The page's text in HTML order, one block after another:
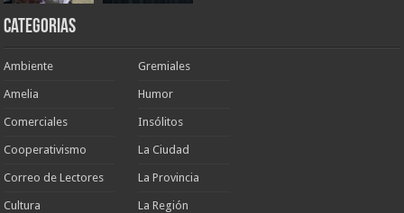
Categorias
Ambiente
Amelia
Comerciales
Cooperativismo
Correo de Lectores
Cultura
Gremiales
Humor
Insólitos
La Ciudad
La Provincia
La Región